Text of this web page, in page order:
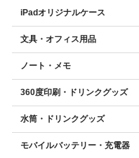
iPadオリジナルケース
文具・オフィス用品
ノート・メモ
360度印刷・ドリンクグッズ
水筒・ドリンクグッズ
モバイルバッテリー・充電器